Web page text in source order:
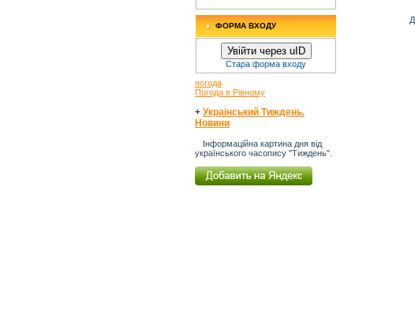
ФОРМА ВХОДУ
Увійти через uID
Стара форма входу
погода
Погода в Рівному
+ Український Тиждень.
Новини
Інформаційна картина дня від
українського часопису "Тиждень".